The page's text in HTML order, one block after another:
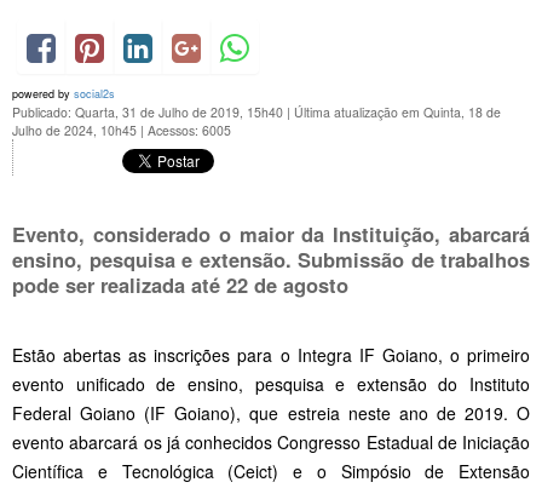
powered by social2s
Publicado: Quarta, 31 de Julho de 2019, 15h40 | Última atualização em Quinta, 18 de
Julho de 2024, 10h45 | Acessos: 6005
Evento, considerado o maior da Instituição, abarcará
ensino, pesquisa e extensão. Submissão de trabalhos
pode ser realizada até 22 de agosto
Estão abertas as inscrições para o Integra IF Goiano, o primeiro
evento unificado de ensino, pesquisa e extensão do Instituto
Federal Goiano (IF Goiano), que estreia neste ano de 2019. O
evento abarcará os já conhecidos Congresso Estadual de Iniciação
Científica e Tecnológica (Ceict) e o Simpósio de Extensão